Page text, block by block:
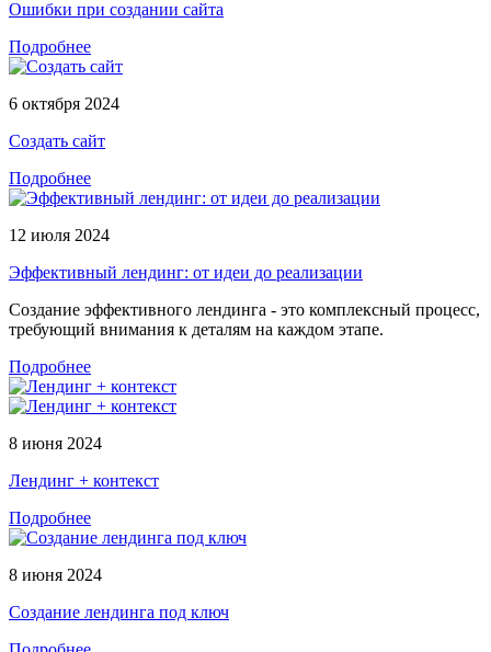
Ошибки при создании сайта
Подробнее
6 октября 2024
Создать сайт
Подробнее
12 июля 2024
Эффективный лендинг: от идеи до реализации
Создание эффективного лендинга - это комплексный процесс,
требующий внимания к деталям на каждом этапе.
Подробнее
8 июня 2024
Лендинг + контекст
Подробнее
8 июня 2024
Создание лендинга под ключ